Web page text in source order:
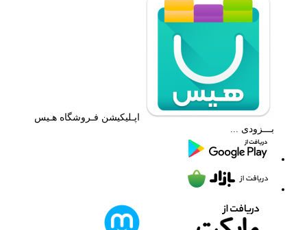
اپـلیکیشن فـروشگاه هـیس
بـــزودی ...